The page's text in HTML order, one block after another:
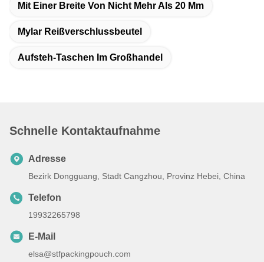
Mit Einer Breite Von Nicht Mehr Als 20 Mm
Mylar Reißverschlussbeutel
Aufsteh-Taschen Im Großhandel
Schnelle Kontaktaufnahme
Adresse
Bezirk Dongguang, Stadt Cangzhou, Provinz Hebei, China
Telefon
19932265798
E-Mail
elsa@stfpackingpouch.com